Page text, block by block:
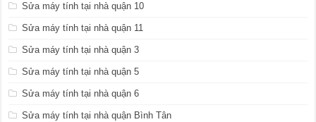
Sửa máy tính tại nhà quận 10
Sửa máy tính tại nhà quận 11
Sửa máy tính tại nhà quận 3
Sửa máy tính tại nhà quận 5
Sửa máy tính tại nhà quận 6
Sửa máy tính tại nhà quận Bình Tân